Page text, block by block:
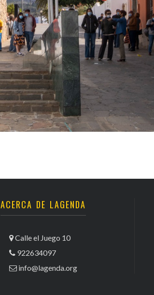
ACERCA DE LAGENDA
Calle el Juego 10
922634097
info@lagenda.org